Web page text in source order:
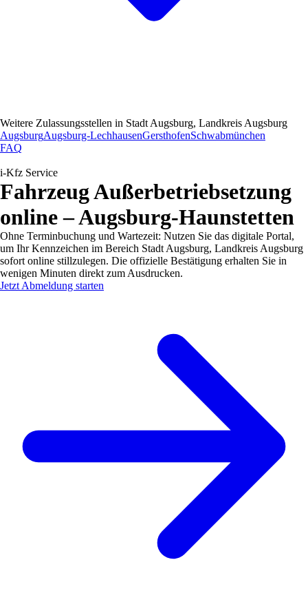
Weitere Zulassungsstellen in Stadt Augsburg, Landkreis Augsburg
AugsburgAugsburg-LechhausenGersthofenSchwabmünchen
FAQ
i-Kfz Service
Fahrzeug Außerbetriebsetzung
online – Augsburg-Haunstetten
Ohne Terminbuchung und Wartezeit: Nutzen Sie das digitale Portal,
um Ihr Kennzeichen im Bereich Stadt Augsburg, Landkreis Augsburg
sofort online stillzulegen. Die offizielle Bestätigung erhalten Sie in
wenigen Minuten direkt zum Ausdrucken.
Jetzt Abmeldung starten